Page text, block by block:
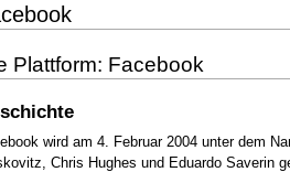
Plattform: Facebook
wird am 4. Februar 2004 unter dem
Chris Hughes und Eduardo Saverin